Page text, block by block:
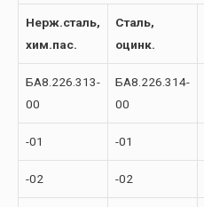
Нерж.сталь,
хим.пас.
Сталь,
оцинк.
БА8.226.313-
00
БА8.226.314-
00
-01 -01
-02 -02